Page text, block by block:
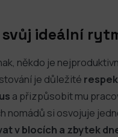
ideální
někdo je
je důležité
a přizpůsobit mu
nomádů si osvojuje
v blocích a zbytek